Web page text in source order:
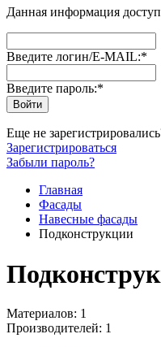
Данная информация
Введите логин/E-MAIL:*
Введите пароль:*
Еще не
Зарегистрироваться
Забыли пароль?
Главная
Фасады
Навесные фасады
Подконструкции
Материалов: 1
Производителей: 1